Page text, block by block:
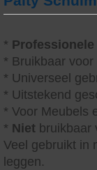
* Professionele
* Bruikbaar
* Universeel
* Uitstekend
* Voor Meubels
* Niet bruikbaar
Veel gebruikt in
leggen.